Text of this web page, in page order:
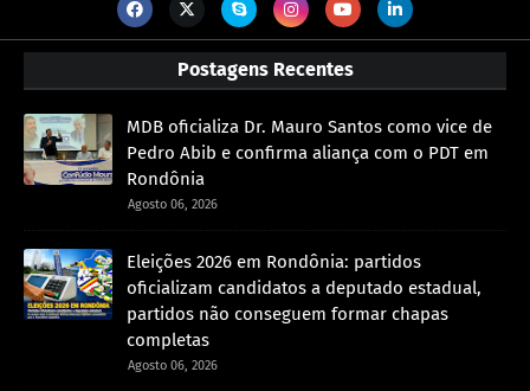
Postagens Recentes
MDB oficializa Dr. Mauro Santos como vice de
Pedro Abib e confirma aliança com o PDT em
Rondônia
Agosto 06, 2026
Eleições 2026 em Rondônia: partidos
oficializam candidatos a deputado estadual,
partidos não conseguem formar chapas
completas
Agosto 06, 2026